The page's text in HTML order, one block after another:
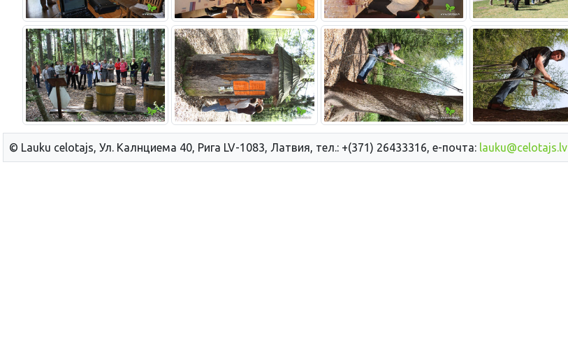
© Lauku сelotajs, Ул. Калнциема 40, Рига LV-1083, Латвия, тел.: +(371) 26433316, е-почта: lauku@celotajs.lv